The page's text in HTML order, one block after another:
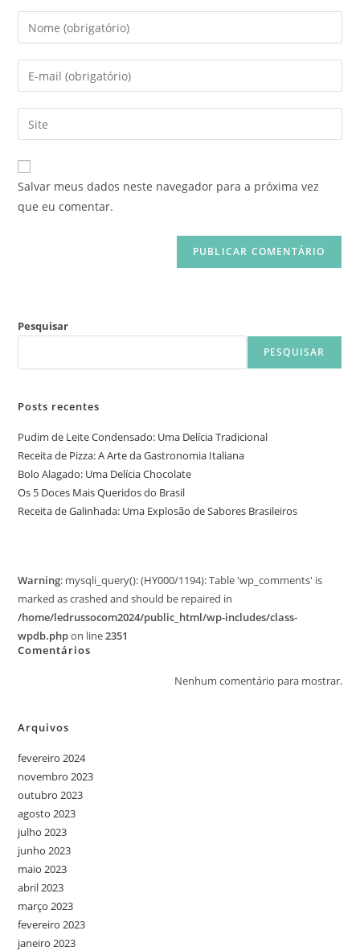
Salvar meus dados neste navegador para a próxima vez
que eu comentar.
Pesquisar
PESQUISAR
Posts recentes
Pudim de Leite Condensado: Uma Delícia Tradicional
Receita de Pizza: A Arte da Gastronomia Italiana
Bolo Alagado: Uma Delícia Chocolate
Os 5 Doces Mais Queridos do Brasil
Receita de Galinhada: Uma Explosão de Sabores Brasileiros
Warning: mysqli_query(): (HY000/1194): Table 'wp_comments' is
marked as crashed and should be repaired in
/home/ledrussocom2024/public_html/wp-includes/class-
wpdb.phpon line2351
Comentários
Nenhum comentário para mostrar.
Arquivos
fevereiro 2024
novembro 2023
outubro 2023
agosto 2023
julho 2023
junho 2023
maio 2023
abril 2023
março 2023
fevereiro 2023
janeiro 2023